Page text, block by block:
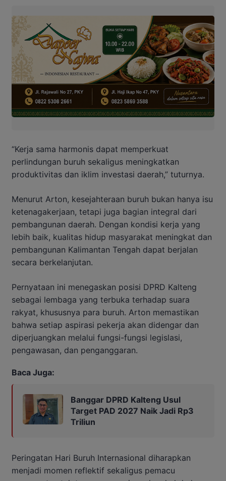
“Kerja sama harmonis dapat memperkuat
perlindungan buruh sekaligus meningkatkan
produktivitas dan iklim investasi daerah,” tuturnya.
Menurut Arton, kesejahteraan buruh bukan hanya isu
ketenagakerjaan, tetapi juga bagian integral dari
pembangunan daerah. Dengan kondisi kerja yang
lebih baik, kualitas hidup masyarakat meningkat dan
pembangunan Kalimantan Tengah dapat berjalan
secara berkelanjutan.
Pernyataan ini menegaskan posisi DPRD Kalteng
sebagai lembaga yang terbuka terhadap suara
rakyat, khususnya para buruh. Arton memastikan
bahwa setiap aspirasi pekerja akan didengar dan
diperjuangkan melalui fungsi-fungsi legislasi,
pengawasan, dan penganggaran.
Baca Juga:
Banggar DPRD Kalteng Usul
Target PAD 2027 Naik Jadi Rp3
Triliun
Peringatan Hari Buruh Internasional diharapkan
menjadi momen reflektif sekaligus pemacu